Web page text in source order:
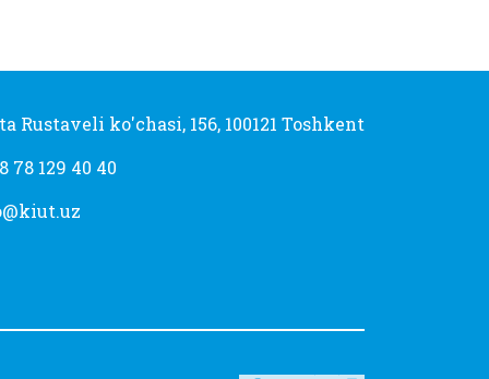
Rustaveli ko'chasi, 156, 100121 Toshkent
78 129 40 40